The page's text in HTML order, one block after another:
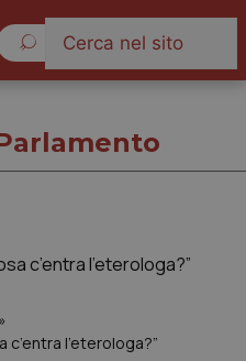
»
c’entra l’eterologa?”